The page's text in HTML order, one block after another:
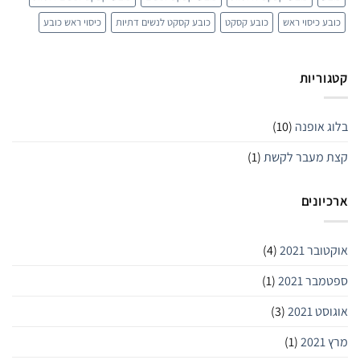
כובע כיסוי ראש
כובע קסקט כובע קסקט לנשים דתיות כיסוי ראש כובע
קטגוריות
בלוג אופנה (10)
קצת מעבר לקשת(1)
ארכיונים
אוקטובר 2021
(4)
ספטמבר 2021
(1)
אוגוסט 2021
(3)
מרץ 2021
(1)